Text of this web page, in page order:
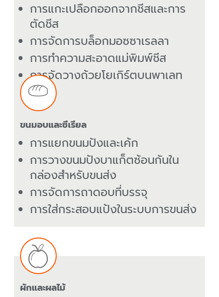
การแกะเปลือกออกจากชีสและการ
ตัดชีส
การจัดการบล็อกมอซซาเรลลา
การทำความสะอาดแม่พิมพ์ชีส
การจัดวางถ้วยโยเกิร์ตบนพาเลท
ขนมอบและซีเรียล
การแยกขนมปังและเค้ก
การวางขนมปังบาแก็ตซ้อนกันใน
กล่องสำหรับขนส่ง
การจัดการถาดอบที่บรรจุ
การใส่กระสอบแป้งในระบบการขนส่ง
ผักและผลไม้